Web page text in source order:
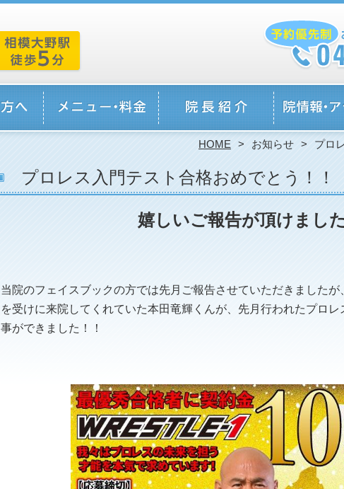
HOME お知らせ プロ
プロレス入門テスト合格おめでとう！！
嬉しいご報告が頂けまし
当院のフェイスブックの方では先月ご報告させていただきました
を受けに来院してくれていた本田竜輝くんが、先月行われたプロ
事ができました！！